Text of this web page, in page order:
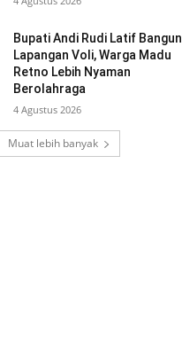
Bupati Andi Rudi Latif Bangun
Lapangan Voli, Warga Madu
Retno Lebih Nyaman
Berolahraga
4 Agustus 2026
Muat lebih banyak